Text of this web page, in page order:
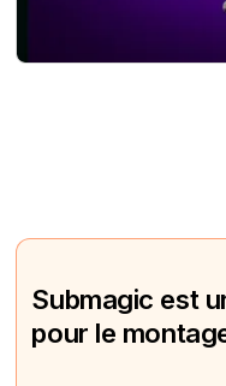
Submagic est
pour le